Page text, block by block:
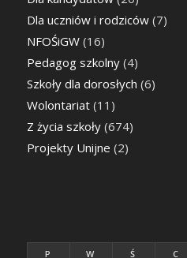
Dla uczniów i rodziców(7)
NFOŚiGW(16)
Pedagog szkolny(4)
Szkoły dla dorosłych (6)
Wolontariat(11)
Z życia szkoły(674)
Projekty Unijne (2)
P W Ś C